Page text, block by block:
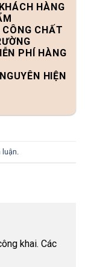
HÀNG
CHẤT
PHÍ HÀNG
HIỆN
luận
khai. Các